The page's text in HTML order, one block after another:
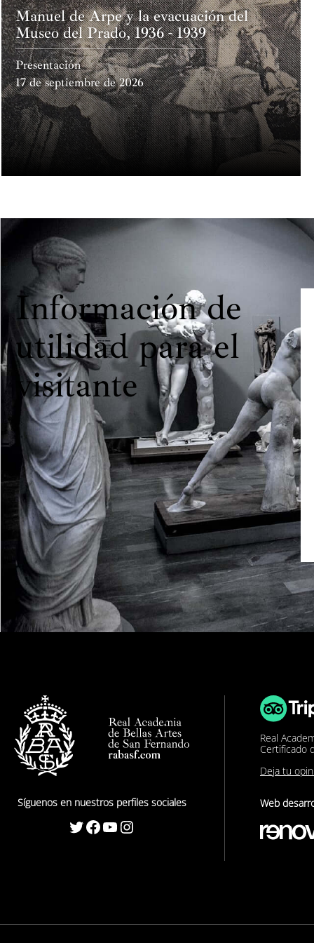
Manuel de Arpe y la evacuación del
Museo del Prado, 1936 - 1939
Presentación
17 de septiembre de 2026
Información de
utilidad para el
visitante
Síguenos en nuestros perfiles sociales
Twitter Facebook YouTube Instagram
Real
Certificado
Deja tu
Web